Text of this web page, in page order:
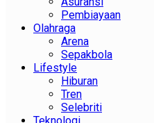
Pembiayaan
Olahraga
Arena
Sepakbola
Lifestyle
Hiburan
Tren
Selebriti